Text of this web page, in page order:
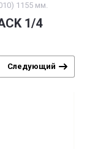
1155 мм.
1/4
Следующий